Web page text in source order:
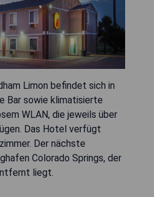
Limon befindet sich in
Bar sowie klimatisierte
WLAN, die jeweils über
Das Hotel verfügt
Der nächste
Colorado Springs, der
liegt.